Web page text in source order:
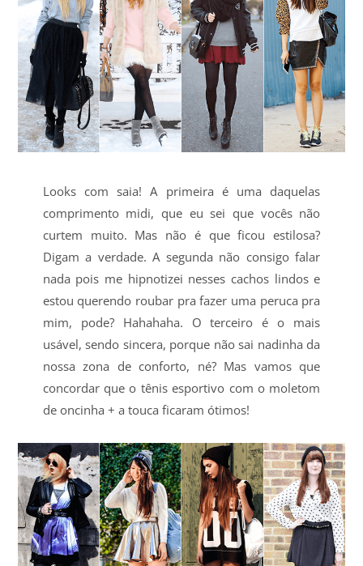
Looks com saia! A primeira é uma daquelas
comprimento midi, que eu sei que vocês não
curtem muito. Mas não é que ficou estilosa?
Digam a verdade. A segunda não consigo falar
nada pois me hipnotizei nesses cachos lindos e
estou querendo roubar pra fazer uma peruca pra
mim, pode? Hahahaha. O terceiro é o mais
usável, sendo sincera, porque não sai nadinha da
nossa zona de conforto, né? Mas vamos que
concordar que o tênis esportivo com o moletom
de oncinha + a touca ficaram ótimos!